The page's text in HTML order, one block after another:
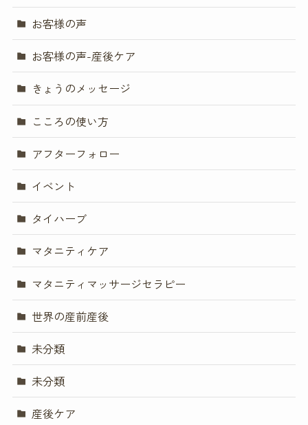
お客様の声
お客様の声-産後ケア
きょうのメッセージ
こころの使い方
アフターフォロー
イベント
タイハーブ
マタニティケア
マタニティマッサージセラピー
世界の産前産後
未分類
未分類
産後ケア